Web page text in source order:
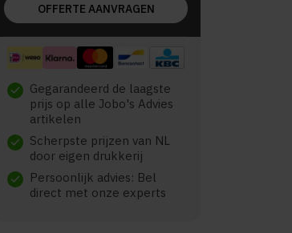
OFFERTE AANVRAGEN
check Gegarandeerd de laagste
prijs op alle Jobo's Advies
artikelen
check Scherpste prijzen van NL
door eigen drukkerij
check
Persoonlijk advies: Bel
direct met onze experts